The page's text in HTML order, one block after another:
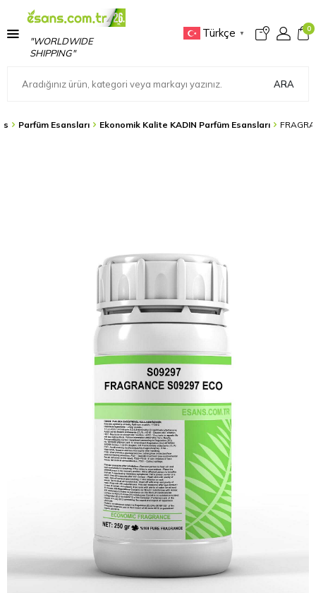
"WORLDWIDE
SHIPPING"
Türkçe ▼
0
ARA
Parfüm Esansları Ekonomik Kalite KADIN Parfüm Esansları